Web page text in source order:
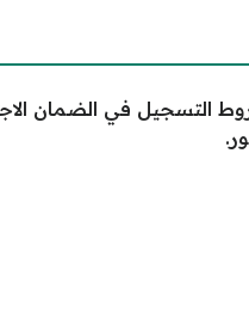
التسجيل في الضمان